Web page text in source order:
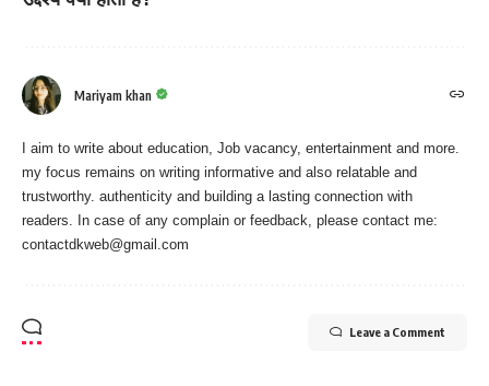
Mariyam khan
I aim to write about education, Job vacancy, entertainment and more.
my focus remains on writing informative and also relatable and
trustworthy. authenticity and building a lasting connection with
readers. In case of any complain or feedback, please contact me:
contactdkweb@gmail.com
Leave a Comment